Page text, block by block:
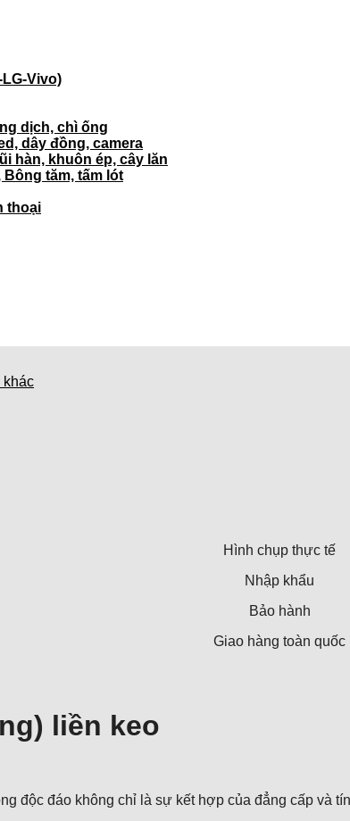
Vivo)
dịch, chì ống
dây đồng, camera
hàn, khuôn ép, cây lăn
Bông tăm, tấm lót
thoại
khác
Hình chụp thực tế
Nhập khẩu
Bảo hành
Giao hàng toàn quốc
liền keo
độc đáo không chỉ là sự kết hợp của đẳng cấp và